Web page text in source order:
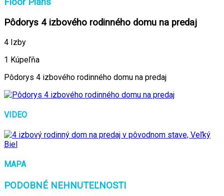
Pôdorys 4 izbového rodinného domu na predaj
4 Izby
1 Kúpeľňa
Pôdorys 4 izbového rodinného domu na predaj
VIDEO
MAPA
PODOBNÉ NEHNUTEĽNOSTI